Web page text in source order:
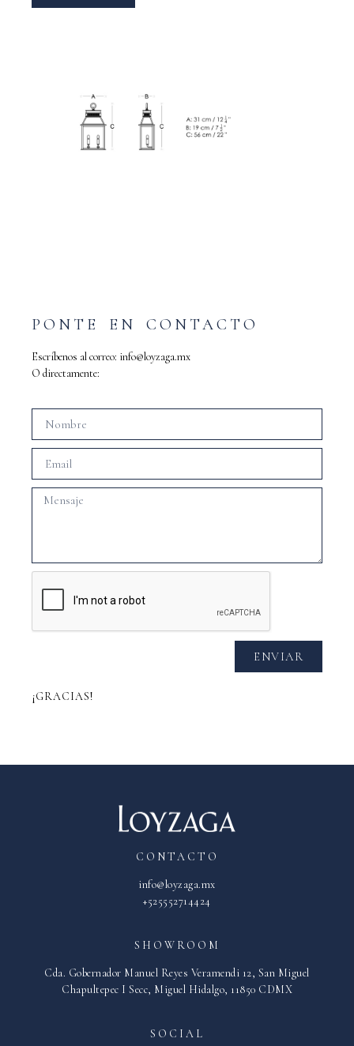
PONTE EN CONTACTO
Escríbenos al correo: info@loyzaga.mx
O directamente:
ENVIAR
¡GRACIAS!
CONTACTO
info@loyzaga.mx
+525552714424
SHOWROOM
Cda. Gobernador Manuel Reyes Veramendi 12, San Miguel
Chapultepec I Secc, Miguel Hidalgo, 11850 CDMX
SOCIAL